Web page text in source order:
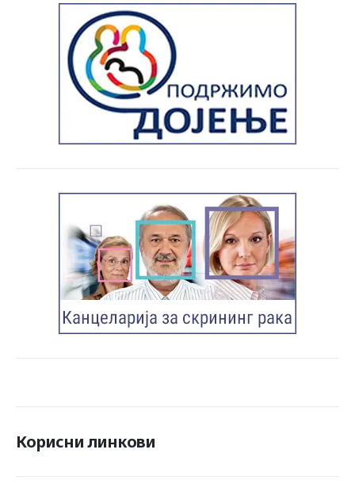
Корисни линкови